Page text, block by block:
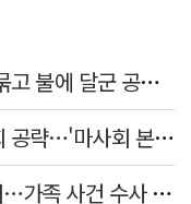
[속보] '외도 의심' 아내 화장실에 묶고 불에 달군 공구로 고문…남편 검거
김병삼 경북 영천시장, 이번엔 국회 공략…'마사회 본사 이전·광역교통망 확충' 요청
경찰, 9월 초부터 상피제 전격 실시…가족 사건 수사 못해